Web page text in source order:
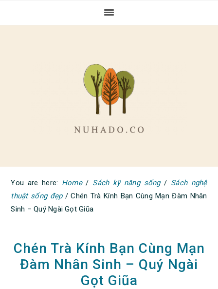
You are here: Home / Sách kỹ năng sống / Sách nghệ
thuật sống đẹp / Chén Trà Kính Bạn Cùng Mạn Đàm Nhân
Sinh – Quý Ngài Gọt Giũa
Chén Trà Kính Bạn Cùng Mạn
Đàm Nhân Sinh – Quý Ngài
Gọt Giũa